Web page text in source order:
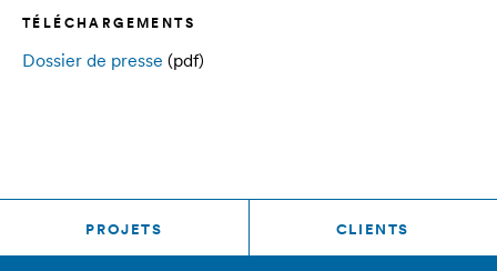
TÉLÉCHARGEMENTS
Dossier de presse (pdf)
PROJETS CLIENTS